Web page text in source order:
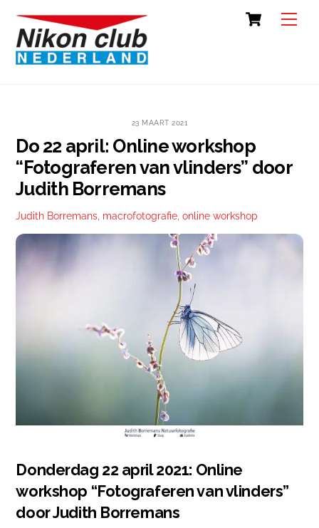
content
Cart
23 MAART 2021
Do 22 april: Online workshop
“Fotograferen van vlinders” door
Judith Borremans
Judith Borremans macrofotografie ,online workshop
Donderdag 22 april 2021: Online
workshop “Fotograferen van vlinders”
door Judith Borremans